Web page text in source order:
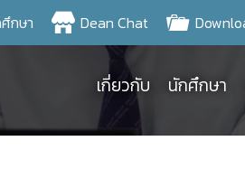
กษา Dean Chat
เกี่ยวกับ นักศึกษา